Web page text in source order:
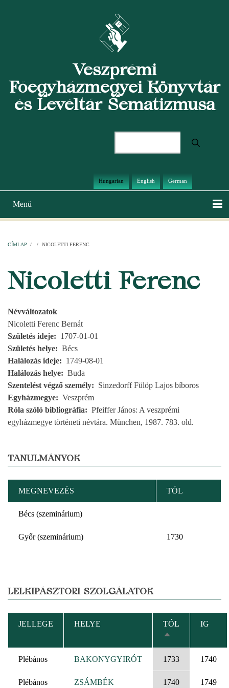
Veszprémi
Főegyházmegyei Könyvtár
és Levéltár Sematizmusa
Hungarian English German
Main
navigation
Menü
CÍMLAP / / NICOLETTI FERENC
Nicoletti Ferenc
Névváltozatok
Nicoletti Ferenc Bernát
Születés ideje
1707-01-01
Születés helye
Bécs
Halálozás ideje
1749-08-01
Halálozás helye
Buda
Szentelést végző személy
Sinzedorff Fülöp Lajos bíboros
Egyházmegye
Veszprém
Róla szóló bibliográfia
Pfeiffer János: A veszprémi
egyházmegye történeti névtára. München, 1987. 783. old.
TANULMÁNYOK
MEGNEVEZÉS TÓL
Bécs (szeminárium)
Győr (szeminárium) 1730
LELKIPÁSZTORI SZOLGÁLATOK
JELLEGE HELYE
TÓL
CSÖKKENŐ
RENDEZÉS
IG
Plébános BAKONYGYIRÓT 1733 1740
Plébános ZSÁMBÉK 1740 1749